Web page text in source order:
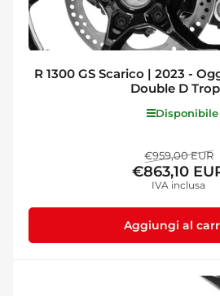
R 1300 GS Scarico | 2023 -
Double D
Disponibile
Prezzo
standard
€959,00 EUR
€863,10
IVA inclusa
Aggiungi al